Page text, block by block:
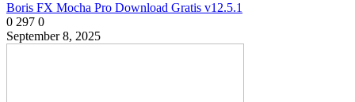
Boris FX Mocha Pro Download Gratis v12.5.1
0 297 0
September 8, 2025